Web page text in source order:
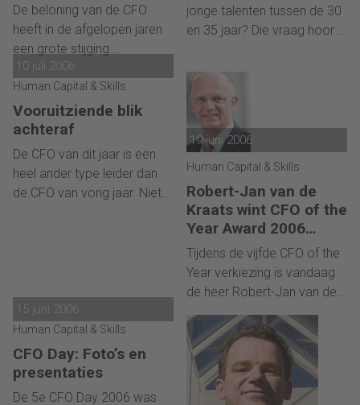
hopen dat niet ook de
fouten uit de private sector
worden overgenomen.
maakt pijnlijk duidelijk hoe
moeilijk het voor veel
binnen de financiële functie
goed op te leiden en te
ontwikkelen. Effectief
talentmanagement binnen
de financiële functie kan
helpen om deze problemen
gestructureerd aan te
pakken.
De beloning van de CFO
heeft in de afgelopen jaren
een grote stijging
doorgemaakt.
Commissarissen van
beursgenoteerde
ondernemingen weten
onderbouwen waarom ze
aan topbestuurders steeds
vaker bonussen en aandelen
jonge talenten tussen de 30
en 35 jaar? Die vraag hoor ik
gegroeid en dus wordt er
dagelijks krijg ik een
telefoontje van een
headhunter of een relatie
met de vraag: Kent u nog
een (management, creatief,
account, financieel,
software, projectleiding)
beschikbaar is om.
10 juli 2006
Human Capital & Skills
Vooruitziende blik
achteraf
De CFO van dit jaar is een
heel ander type leider dan
de CFO van vorig jaar. Niet
omstandigheden veranderd
zijn. De groei is ingetreden,
en de CFO van het jaar heeft
daar als geen ander op
geanticipeerd.
19 juni 2006
Human Capital & Skills
Robert-Jan van de
Kraats wint CFO of the
Year Award 2006
(beursfondsen)
Tijdens de vijfde CFO of the
Year verkiezing is vandaag
de heer Robert-Jan van de
Holding tot CFO of the Year
2006 in de categorie
beursgenoteerde
ondernemingen verkozen. In
15 juni 2006
Human Capital & Skills
CFO Day: Foto’s en
presentaties
De 5e CFO Day 2006 was